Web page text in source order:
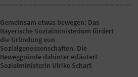
Gemeinsam etwas bewegen: Das
Bayerische Sozialministerium fördert
die Gründung von
Sozialgenossenschaften. Die
Beweggründe dahinter erläutert
Sozialministerin Ulrike Scharf.